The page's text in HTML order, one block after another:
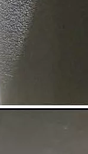
себя: проверка
досудебной
защита
застройщика на
подписать
Мы гарантируем
вас информации.